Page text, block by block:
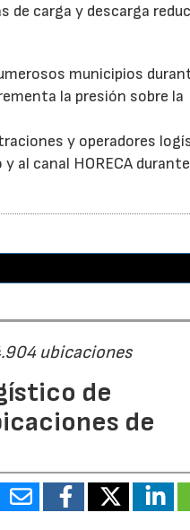
de carga y descarga
municipios
la presión sobre la
y operadores
al canal HORECA
ubicaciones
de
de